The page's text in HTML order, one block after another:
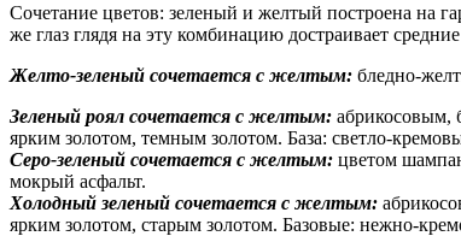
Сочетание цветов: зеленый и желтый построена на
же глаз глядя на эту комбинацию достраивает
Желто-зеленый сочетается с желтым: бледно-
Зеленый роял сочетается с желтым: абрикосовым,
ярким золотом, темным золотом. База: светло-
Серо-зеленый сочетается с желтым: цветом
мокрый асфальт.
Холодный зеленый сочетается с желтым:
ярким золотом, старым золотом. Базовые: нежно-